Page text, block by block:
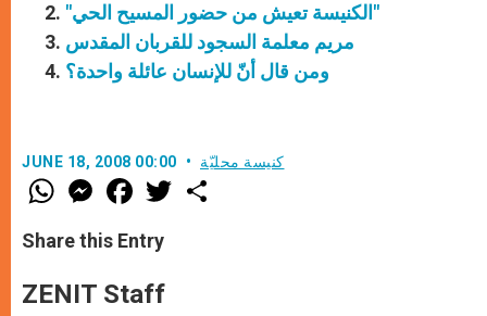
"الكنيسة تعيش من حضور المسيح الحي"
مريم معلمة السجود للقربان المقدس
ومن قال أنّ للإنسان عائلة واحدة؟
JUNE 18, 2008 00:00 كنيسة محليّة
W
h
t
s
p
p
M
e
s
e
g
e
F
a
e
b
o
k
w
Share this Entry
ZENIT Staff